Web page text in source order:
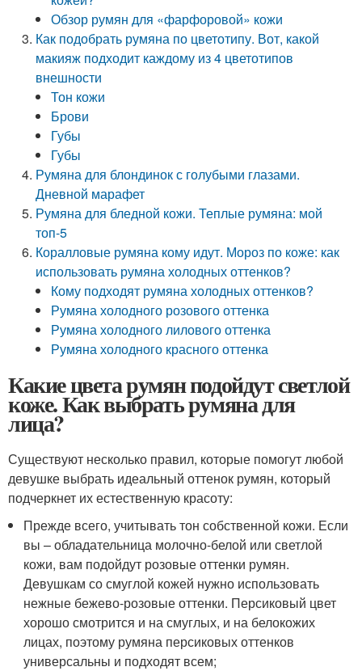
Обзор румян для «фарфоровой» кожи
Как подобрать румяна по цветотипу. Вот, какой
макияж подходит каждому из 4 цветотипов
внешности
Тон кожи
Брови
Губы
Губы
Румяна для блондинок с голубыми глазами.
Дневной марафет
Румяна для бледной кожи. Теплые румяна: мой
топ-5
Коралловые румяна кому идут. Мороз по коже: как
использовать румяна холодных оттенков?
Кому подходят румяна холодных оттенков?
Румяна холодного розового оттенка
Румяна холодного лилового оттенка
Румяна холодного красного оттенка
Какие цвета румян подойдут светлой
коже. Как выбрать румяна для
лица?
Существуют несколько правил, которые помогут любой
девушке выбрать идеальный оттенок румян, который
подчеркнет их естественную красоту:
Прежде всего, учитывать тон собственной кожи. Если
вы – обладательница молочно-белой или светлой
кожи, вам подойдут розовые оттенки румян.
Девушкам со смуглой кожей нужно использовать
нежные бежево-розовые оттенки. Персиковый цвет
хорошо смотрится и на смуглых, и на белокожих
лицах, поэтому румяна персиковых оттенков
универсальны и подходят всем;